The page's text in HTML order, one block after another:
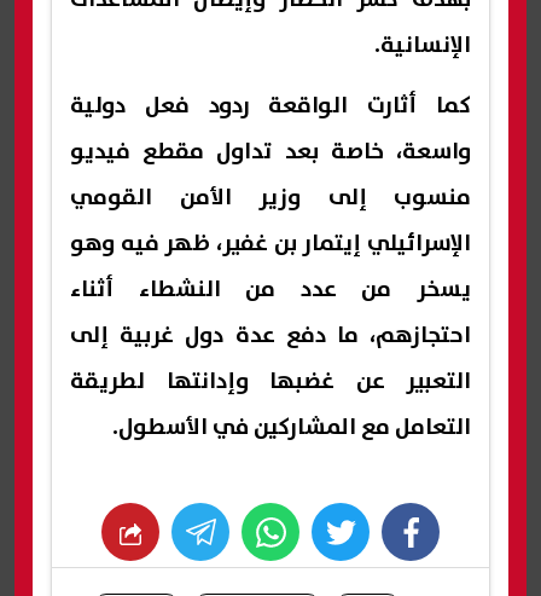
الإنسانية.
كما أثارت الواقعة ردود فعل دولية
واسعة، خاصة بعد تداول مقطع فيديو
منسوب إلى وزير الأمن القومي
الإسرائيلي إيتمار بن غفير، ظهر فيه وهو
يسخر من عدد من النشطاء أثناء
احتجازهم، ما دفع عدة دول غربية إلى
التعبير عن غضبها وإدانتها لطريقة
التعامل مع المشاركين في الأسطول.
facebook
twitter
whats